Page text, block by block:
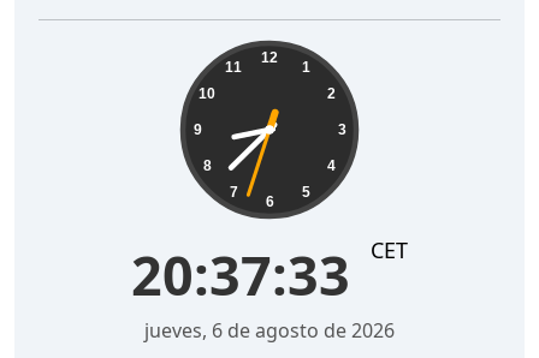
12
1
2
3
4
5
6
7
8
9
10
11
20:37:34 CET
jueves, 6 de agosto de 2026